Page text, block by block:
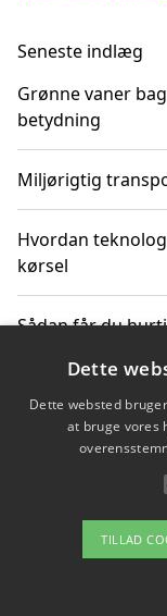
Seneste indlæg
Grønne vaner
betydning
Miljørigtig
Hvordan
kørsel
Sådan får du
Sådan lærer du
Gentofte
Om /
Dette
Dette websted
at bruge vores
TILLAD